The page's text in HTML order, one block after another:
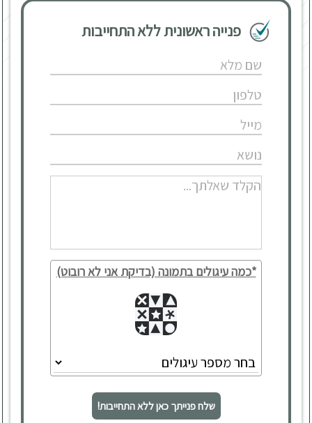
פנייה ראשונית ללא התחייבות
*כמה עיגולים בתמונה (בדיקת אני לא רובוט)
שלח פנייתך כאן ללא התחייבות!